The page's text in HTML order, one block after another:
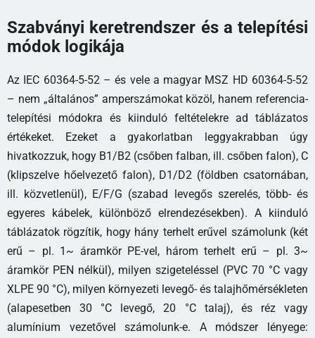
Szabványi keretrendszer és a telepítési
módok logikája
Az IEC 60364-5-52 – és vele a magyar MSZ HD 60364-5-52
– nem „általános” amperszámokat közöl, hanem referencia-
telepítési módokra és kiinduló feltételekre ad táblázatos
értékeket. Ezeket a gyakorlatban leggyakrabban úgy
hivatkozzuk, hogy B1/B2 (csőben falban, ill. csőben falon), C
(klipszelve hőelvezető falon), D1/D2 (földben csatornában,
ill. közvetlenül), E/F/G (szabad levegős szerelés, több- és
egyeres kábelek, különböző elrendezésekben). A kiinduló
táblázatok rögzítik, hogy hány terhelt erűvel számolunk (két
erű – pl. 1~ áramkör PE-vel, három terhelt erű – pl. 3~
áramkör PEN nélkül), milyen szigeteléssel (PVC 70 °C vagy
XLPE 90 °C), milyen környezeti levegő- és talajhőmérsékleten
(alapesetben 30 °C levegő, 20 °C talaj), és réz vagy
alumínium vezetővel számolunk-e. A módszer lényege: